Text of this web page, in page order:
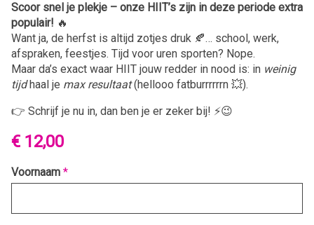
Scoor snel je plekje – onze HIIT’s zijn in deze periode extra
populair! 🔥
Want ja, de herfst is altijd zotjes druk 🍂… school, werk,
afspraken, feestjes. Tijd voor uren sporten? Nope.
Maar da’s exact waar HIIT jouw redder in nood is: in weinig
tijdhaal je max resultaat(hellooo fatburrrrrrn 💥).
👉 Schrijf je nu in, dan ben je er zeker bij! ⚡😉
€ 12,00
Voornaam *